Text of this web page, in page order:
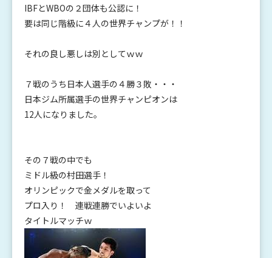
IBFとWBOの２団体も公認に！
要は同じ階級に４人の世界チャンプが！！
それの良し悪しは別としてｗｗ
７戦のうち日本人選手の４勝３敗・・・
日本ジム所属選手の世界チャンピオンは
12人になりました。
その７戦の中でも
ミドル級の村田選手！
オリンピックで金メダルを取って
プロ入り！ 連戦連勝でいよいよ
タイトルマッチｗ